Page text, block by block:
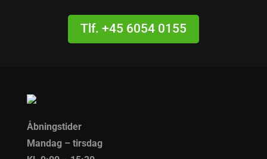
Tlf. +45 6054 0155
Åbningstider
Mandag – tirsdag